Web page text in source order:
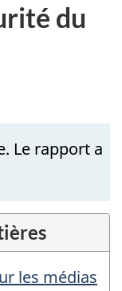
du
Le rapport a
les médias